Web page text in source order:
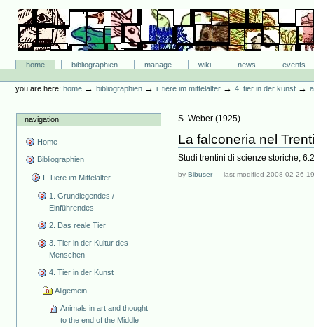
content.
navigation
Bibliographie-Portal
Sectionshome bibliographien manage wiki news
events
tools
you are here: home →bibliographien →i. tiere im mittelalter →4. tier in der kunst →
navigation
Home
Bibliographien
I. Tiere im Mittelalter
1. Grundlegendes /
Einführendes
2. Das reale Tier
3. Tier in der Kultur des
Menschen
4. Tier in der Kunst
Allgemein
Animals in art and thought
to the end of the Middle
S. Weber (1925)
La falconeria nel
Studi trentini di scienze storiche,
byBibuser —last modified2008-02-26